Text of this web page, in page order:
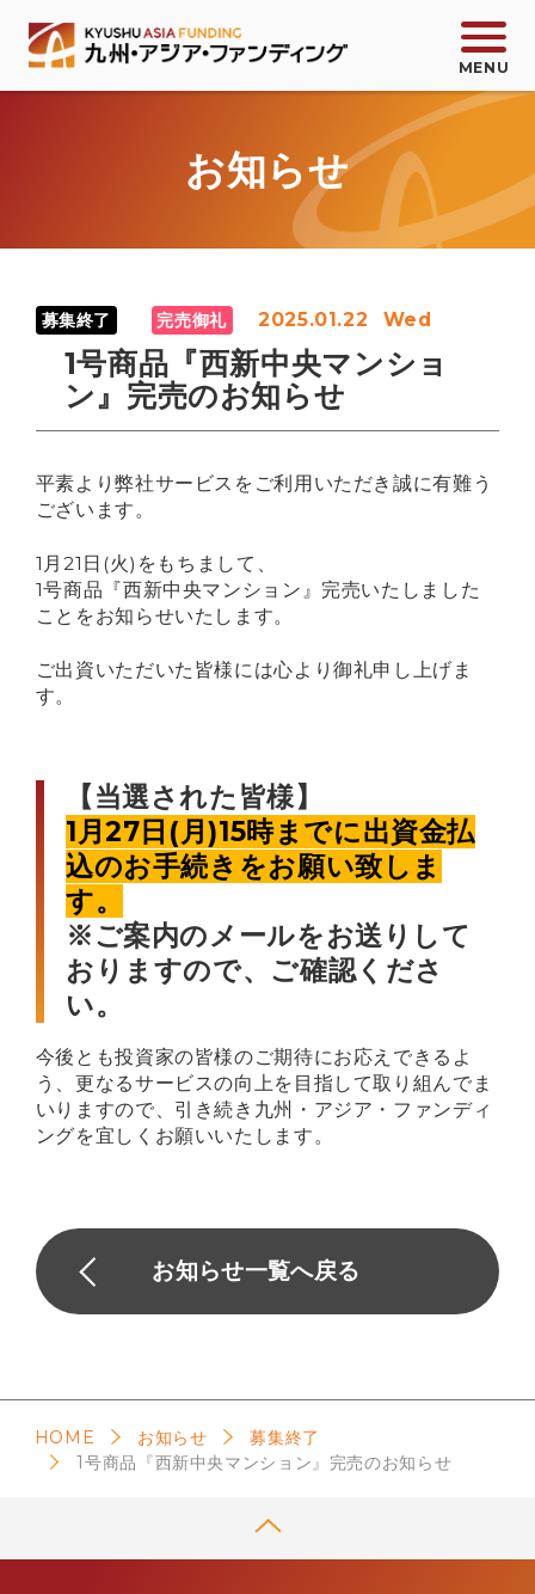
お問い合わせ 会員登録 ログイン
サービス紹介
KAFコミック
ご利用ガイド
よくあるご質問
運営会社
業務管理者名簿
サイト利用規約
推奨環境
クーリングオフ制度
電子情報処理組織の管理に係る基本方針
システムリスク管理に係る基本方針
お客様本位の業務運営に関する方針
お知らせ
募集終了 完売御礼 2025.01.22 Wed
1号商品『西新中央マンショ
ン』完売のお知らせ
平素より弊社サービスをご利用いただき誠に有難う
ございます。
1月21日(火)をもちまして、
1号商品『西新中央マンション』完売いたしました
ことをお知らせいたします。
ご出資いただいた皆様には心より御礼申し上げま
す。
【当選された皆様】
1月27日(月)15時までに出資金払
込のお手続きをお願い致しま
す。
※ご案内のメールをお送りして
おりますので、ご確認くださ
い。
今後とも投資家の皆様のご期待にお応えできるよ
う、更なるサービスの向上を目指して取り組んでま
いりますので、引き続き九州・アジア・ファンディ
ングを宜しくお願いいたします。
お知らせ一覧へ戻る
HOME お知らせ
募集終了
1号商品『西新中央マンション』完売のお知らせ